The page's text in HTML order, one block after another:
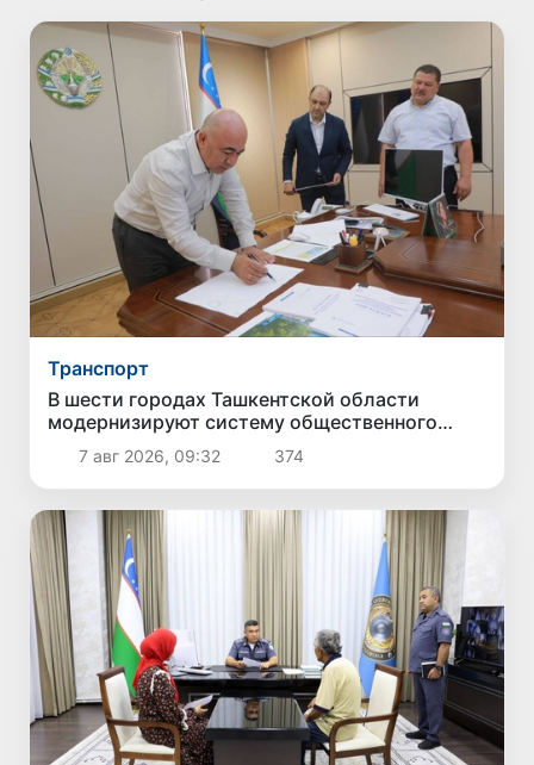
Транспорт
В шести городах Ташкентской области
модернизируют систему общественного
транспорта
7 авг 2026, 09:32 374